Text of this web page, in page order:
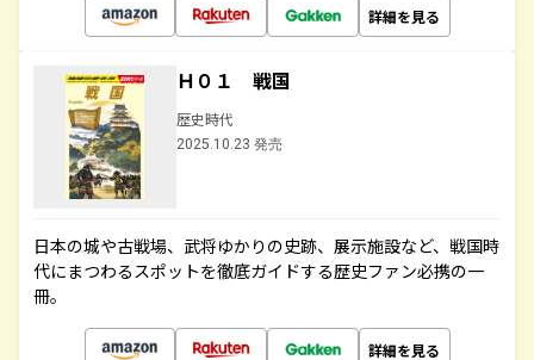
詳細を見る
Ｈ０１ 戦国
歴史時代
2025.10.23 発売
日本の城や古戦場、武将ゆかりの史跡、展示施設など、戦国時
代にまつわるスポットを徹底ガイドする歴史ファン必携の一
冊。
詳細を見る